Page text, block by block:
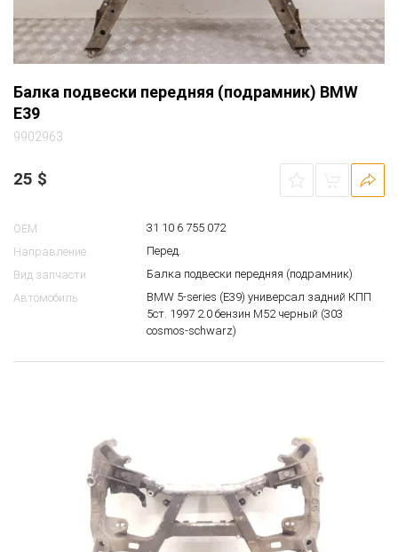
Балка подвески передняя (подрамник) BMW
E39
9902963
25 $
OEM
31 10 6 755 072
Направление
Перед.
Вид запчасти
Балка подвески передняя (подрамник)
Автомобиль
BMW 5-series (E39) универсал задний КПП
5ст. 1997 2.0 бензин M52 черный (303
cosmos-schwarz)